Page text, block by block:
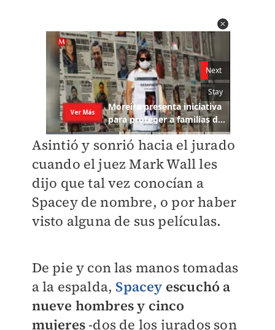
Asintió y sonrió hacia el jurado
cuando el juez Mark Wall les
dijo que tal vez conocían a
Spacey de nombre, o por haber
visto alguna de sus películas.
De pie y con las manos tomadas
a la espalda, Spacey escuchó a
nueve hombres y cinco
mujeres-dos de los jurados son